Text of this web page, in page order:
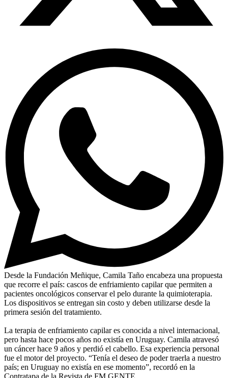
Desde la Fundación Meñique, Camila Taño encabeza una propuesta
que recorre el país: cascos de enfriamiento capilar que permiten a
pacientes oncológicos conservar el pelo durante la quimioterapia.
Los dispositivos se entregan sin costo y deben utilizarse desde la
primera sesión del tratamiento.
La terapia de enfriamiento capilar es conocida a nivel internacional,
pero hasta hace pocos años no existía en Uruguay. Camila atravesó
un cáncer hace 9 años y perdió el cabello. Esa experiencia personal
fue el motor del proyecto. “Tenía el deseo de poder traerla a nuestro
país; en Uruguay no existía en ese momento”, recordó en la
Contratapa de la Revista de FM GENTE.